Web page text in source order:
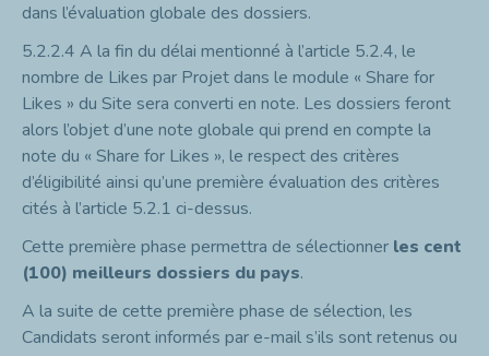
dans l’évaluation globale des dossiers.
5.2.2.4 A la fin du délai mentionné à l’article 5.2.4, le
nombre de Likes par Projet dans le module « Share for
Likes » du Site sera converti en note. Les dossiers feront
alors l’objet d’une note globale qui prend en compte la
note du « Share for Likes », le respect des critères
d’éligibilité ainsi qu’une première évaluation des critères
cités à l’article 5.2.1 ci-dessus.
Cette première phase permettra de sélectionner les cent
(100) meilleurs dossiers du pays.
A la suite de cette première phase de sélection, les
Candidats seront informés par e-mail s’ils sont retenus ou